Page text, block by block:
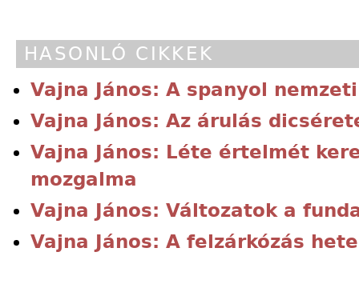
HASONLÓ CIKKEK
Vajna János: A spanyol
Vajna János: Az árulás
Vajna János: Léte értelmét
mozgalma
Vajna János: Változatok a
Vajna János: A felzárkózás hete